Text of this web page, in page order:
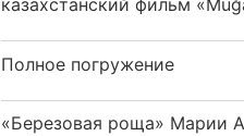
казахстанский фильм
Полное погружение
«Березовая роща» Марии